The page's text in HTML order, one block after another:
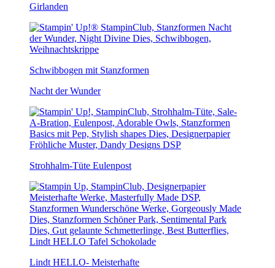
Girlanden
Schwibbogen mit Stanzformen
Nacht der Wunder
Strohhalm-Tüte Eulenpost
Lindt HELLO- Meisterhafte